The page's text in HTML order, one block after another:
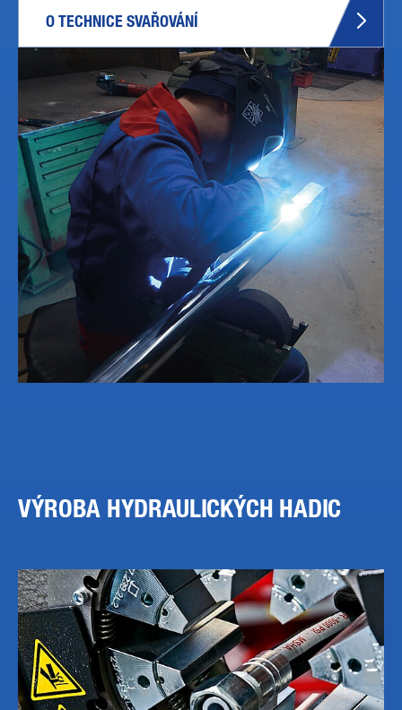
O TECHNICE SVAŘOVÁNÍ
VÝROBA HYDRAULICKÝCH HADIC